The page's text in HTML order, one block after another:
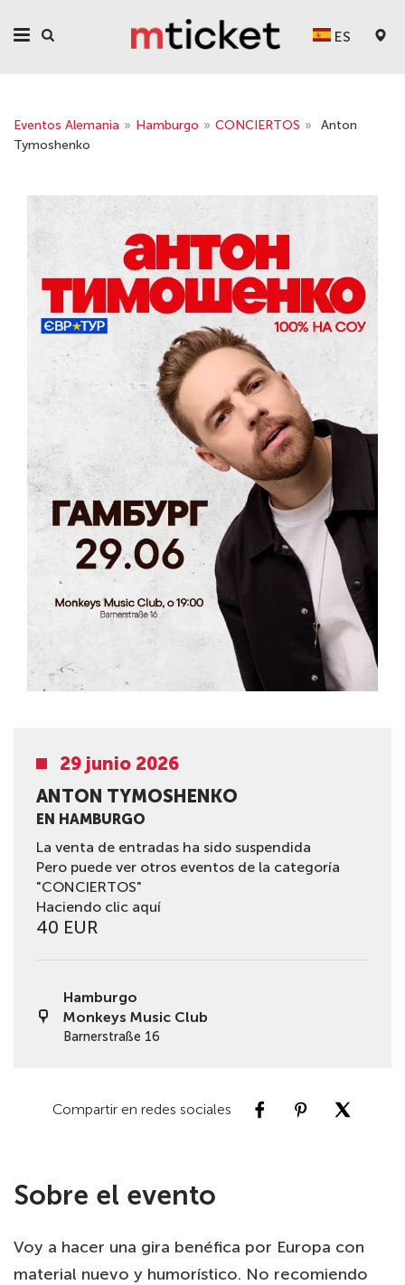
ES
Eventos Alemania » Hamburgo » CONCIERTOS »
Anton
Tymoshenko
29 junio 2026
ANTON TYMOSHENKO
EN HAMBURGO
La venta de entradas ha sido suspendida
Pero puede ver otros eventos de la categoría
"CONCIERTOS"
Haciendo clic aquí
40 EUR
Hamburgo
Monkeys Music Club
Barnerstraße 16
Compartir en redes sociales
Sobre el evento
Voy a hacer una gira benéfica por Europa con
material nuevo y humorístico. No recomiendo